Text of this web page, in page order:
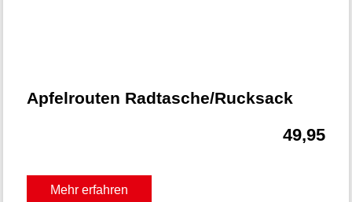
Apfelrouten Radtasche/Rucksack
49,95
Mehr erfahren